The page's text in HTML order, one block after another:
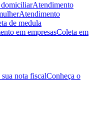
Atendimento
Atendimento
de medula
em empresasColeta em
sua nota fiscalConheça o